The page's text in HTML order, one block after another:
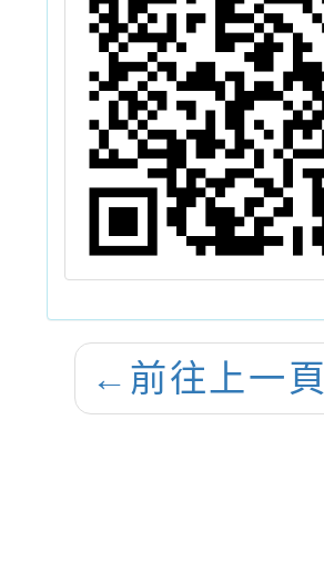
← 前往上一頁